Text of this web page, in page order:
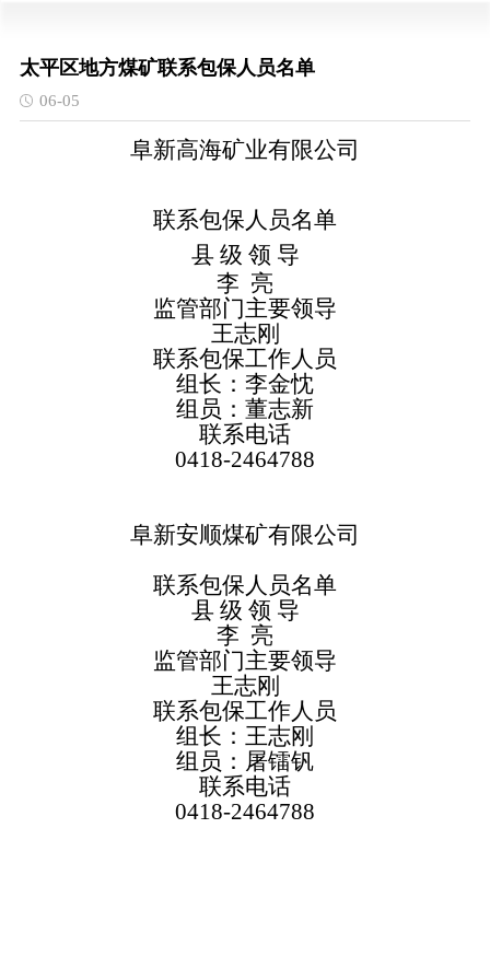
太平区地方煤矿联系包保人员名单
06-05
阜新高海矿业有限公司
联系包保人员名单
县 级 领 导
李 亮
监管部门主要领导
王志刚
联系包保工作人员
组长：李金忱
组员：董志新
联系电话
0418-2464788
阜新安顺煤矿有限公司
联系包保人员名单
县 级 领 导
李 亮
监管部门主要领导
王志刚
联系包保工作人员
组长：王志刚
组员：屠镭钒
联系电话
0418-2464788